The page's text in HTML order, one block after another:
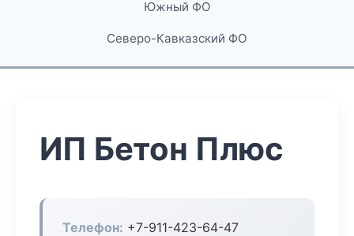
Южный ФО
Северо-Кавказский ФО
ИП Бетон Плюс
Телефон: +7-911-423-64-47